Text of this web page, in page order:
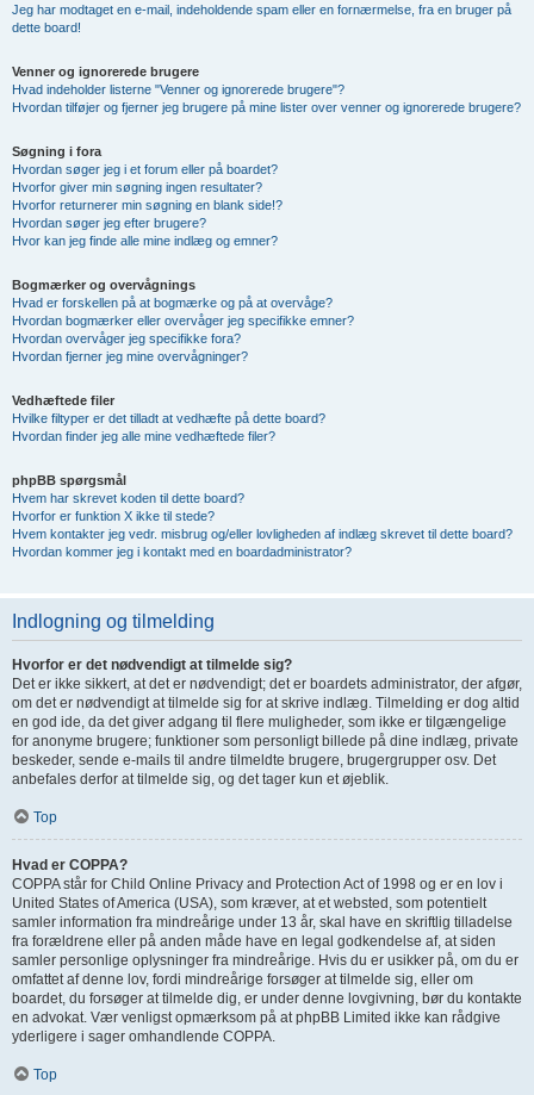
Jeg har modtaget en e-mail, indeholdende spam eller en fornærmelse, fra en bruger på
dette board!
Venner og ignorerede brugere
Hvad indeholder listerne "Venner og ignorerede brugere"?
Hvordan tilføjer og fjerner jeg brugere på mine lister over venner og ignorerede brugere?
Søgning i fora
Hvordan søger jeg i et forum eller på boardet?
Hvorfor giver min søgning ingen resultater?
Hvorfor returnerer min søgning en blank side!?
Hvordan søger jeg efter brugere?
Hvor kan jeg finde alle mine indlæg og emner?
Bogmærker og overvågnings
Hvad er forskellen på at bogmærke og på at overvåge?
Hvordan bogmærker eller overvåger jeg specifikke emner?
Hvordan overvåger jeg specifikke fora?
Hvordan fjerner jeg mine overvågninger?
Vedhæftede filer
Hvilke filtyper er det tilladt at vedhæfte på dette board?
Hvordan finder jeg alle mine vedhæftede filer?
phpBB spørgsmål
Hvem har skrevet koden til dette board?
Hvorfor er funktion X ikke til stede?
Hvem kontakter jeg vedr. misbrug og/eller lovligheden af indlæg skrevet til dette board?
Hvordan kommer jeg i kontakt med en boardadministrator?
Indlogning og tilmelding
Hvorfor er det nødvendigt at tilmelde sig?
Det er ikke sikkert, at det er nødvendigt; det er boardets administrator, der afgør,
om det er nødvendigt at tilmelde sig for at skrive indlæg. Tilmelding er dog altid
en god ide, da det giver adgang til flere muligheder, som ikke er tilgængelige
for anonyme brugere; funktioner som personligt billede på dine indlæg, private
beskeder, sende e-mails til andre tilmeldte brugere, brugergrupper osv. Det
anbefales derfor at tilmelde sig, og det tager kun et øjeblik.
Top
Hvad er COPPA?
COPPA står for Child Online Privacy and Protection Act of 1998 og er en lov i
United States of America (USA), som kræver, at et websted, som potentielt
samler information fra mindreårige under 13 år, skal have en skriftlig tilladelse
fra forældrene eller på anden måde have en legal godkendelse af, at siden
samler personlige oplysninger fra mindreårige. Hvis du er usikker på, om du er
omfattet af denne lov, fordi mindreårige forsøger at tilmelde sig, eller om
boardet, du forsøger at tilmelde dig, er under denne lovgivning, bør du kontakte
en advokat. Vær venligst opmærksom på at phpBB Limited ikke kan rådgive
yderligere i sager omhandlende COPPA.
Top